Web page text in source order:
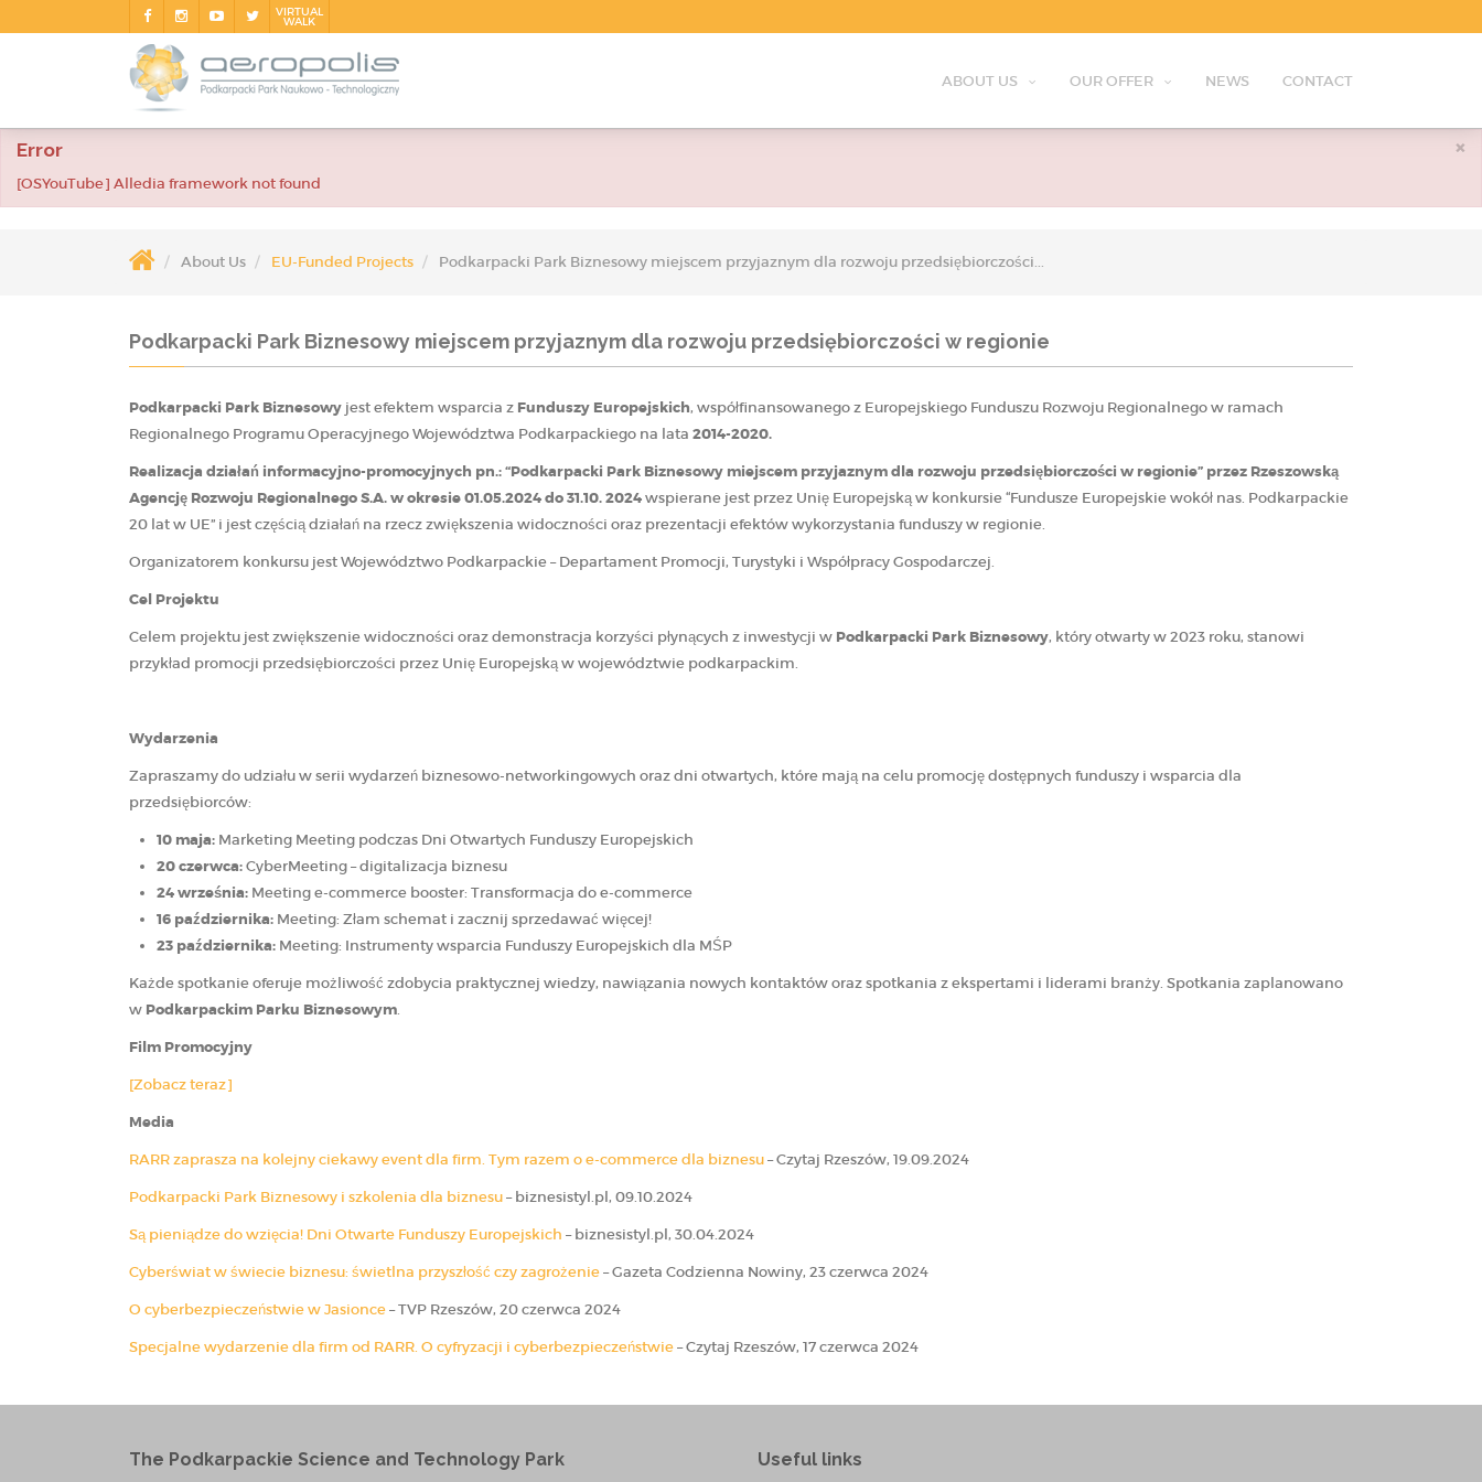
VIRTUAL
WALK
ABOUT US OUR OFFER NEWS CONTACT
×
Error
[OSYouTube] Alledia framework not found
About Us EU-Funded Projects Podkarpacki Park Biznesowy miejscem przyjaznym dla rozwoju przedsiębiorczości...
Podkarpacki Park Biznesowy miejscem przyjaznym dla rozwoju przedsiębiorczości w regionie
Podkarpacki Park Biznesowy jest efektem wsparcia z Funduszy Europejskich, współfinansowanego z Europejskiego Funduszu Rozwoju Regionalnego w ramach
Regionalnego Programu Operacyjnego Województwa Podkarpackiego na lata 2014-2020.
Realizacja działań informacyjno-promocyjnych pn.: “Podkarpacki Park Biznesowy miejscem przyjaznym dla rozwoju przedsiębiorczości w regionie” przez Rzeszowską
Agencję Rozwoju Regionalnego S.A. w okresie 01.05.2024 do 31.10. 2024wspierane jest przez Unię Europejską w konkursie “Fundusze Europejskie wokół nas. Podkarpackie
20 lat w UE” i jest częścią działań na rzecz zwiększenia widoczności oraz prezentacji efektów wykorzystania funduszy w regionie.
Organizatorem konkursu jest Województwo Podkarpackie – Departament Promocji, Turystyki i Współpracy Gospodarczej.
Cel Projektu
Celem projektu jest zwiększenie widoczności oraz demonstracja korzyści płynących z inwestycji w Podkarpacki Park Biznesowy, który otwarty w 2023 roku, stanowi
przykład promocji przedsiębiorczości przez Unię Europejską w województwie podkarpackim.
Wydarzenia
Zapraszamy do udziału w serii wydarzeń biznesowo-networkingowych oraz dni otwartych, które mają na celu promocję dostępnych funduszy i wsparcia dla
przedsiębiorców:
10 maja: Marketing Meeting podczas Dni Otwartych Funduszy Europejskich
20 czerwca:CyberMeeting – digitalizacja biznesu
24 września: Meeting e-commerce booster: Transformacja do e-commerce
16 października: Meeting: Złam schemat i zacznij sprzedawać więcej!
23 października: Meeting: Instrumenty wsparcia Funduszy Europejskich dla MŚP
Każde spotkanie oferuje możliwość zdobycia praktycznej wiedzy, nawiązania nowych kontaktów oraz spotkania z ekspertami i liderami branży. Spotkania zaplanowano
w Podkarpackim Parku Biznesowym.
Film Promocyjny
[Zobacz teraz]
Media
RARR zaprasza na kolejny ciekawy event dla firm. Tym razem o e-commerce dla biznesu– Czytaj Rzeszów, 19.09.2024
Podkarpacki Park Biznesowy i szkolenia dla biznesu– biznesistyl.pl, 09.10.2024
Są pieniądze do wzięcia! Dni Otwarte Funduszy Europejskich – biznesistyl.pl, 30.04.2024
Cyberświat w świecie biznesu: świetlna przyszłość czy zagrożenie– Gazeta Codzienna Nowiny, 23 czerwca 2024
O cyberbezpieczeństwie w Jasionce– TVP Rzeszów, 20 czerwca 2024
Specjalne wydarzenie dla firm od RARR. O cyfryzacji i cyberbezpieczeństwie– Czytaj Rzeszów, 17 czerwca 2024
The Podkarpackie Science and Technology Park Useful links